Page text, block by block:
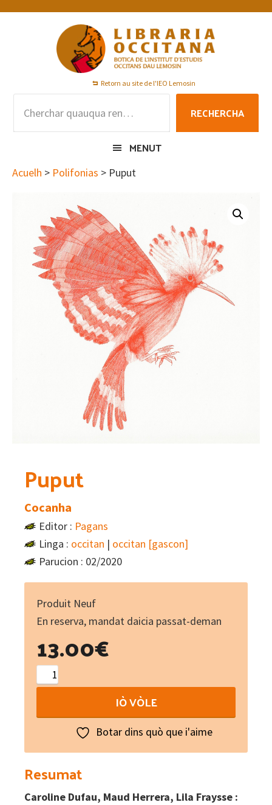
Skip
Skip
Skip
Retorn au site de l'IEO Lemosin
RECHERCHA
MENUT
Acuelh > Polifonias > Puput
Puput
Cocanha
Editor : Pagans
Linga : occitan | occitan [gascon]
Parucion : 02/2020
Produit Neuf
En reserva, mandat daicia passat-deman
13.00€
Puput
quantity
IÒ VÒLE
Botar dins quò que i'aime
Resumat
Caroline Dufau, Maud Herrera, Lila Fraysse :